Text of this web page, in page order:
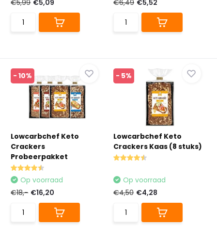
€5,99 €5,09
€6,49 €5,52
- 10%
Lowcarbchef Keto
Crackers
Probeerpakket
Op voorraad
€18,- €16,20
- 5%
Lowcarbchef Keto
Crackers Kaas (8 stuks)
Op voorraad
€4,50 €4,28